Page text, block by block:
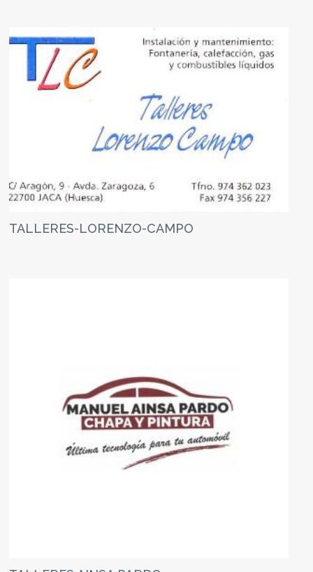
TALLERES-LORENZO-CAMPO